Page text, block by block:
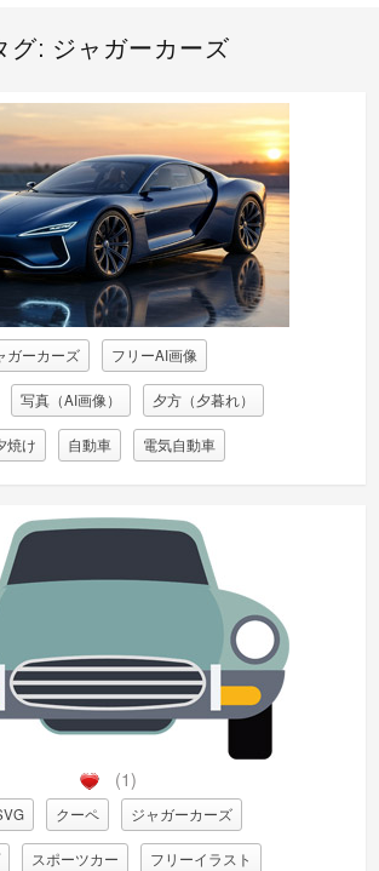
グ: ジャガーカーズ
ガーカーズ フリーAI画像
写真（AI画像） 夕方（夕暮れ）
焼け 自動車 電気自動車
(1)
クーペ ジャガーカーズ
スポーツカー フリーイラスト